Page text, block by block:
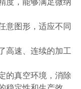
度，能够满足微纳
意图形，适应不同
高速、连续的加工
的真空环境，消除